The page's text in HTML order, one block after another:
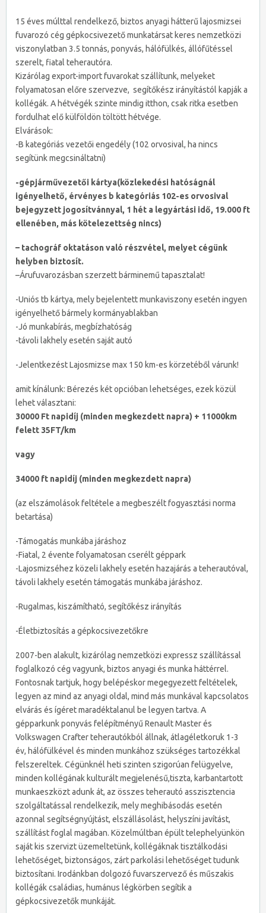
15 éves múlttal rendelkező, biztos anyagi hátterű lajosmizsei
fuvarozó cég gépkocsivezető munkatársat keres nemzetközi
viszonylatban 3.5 tonnás, ponyvás, hálófülkés, állófűtéssel
szerelt, fiatal teherautóra.
Kizárólag export-import fuvarokat szállítunk, melyeket
folyamatosan előre szervezve, segítőkész irányítástól kapják a
kollégák. A hétvégék szinte mindig itthon, csak ritka esetben
fordulhat elő külföldön töltött hétvége.
Elvárások:
-B kategóriás vezetői engedély (102 orvosival, ha nincs
segítünk megcsináltatni)
-gépjárművezetői kártya(közlekedési hatóságnál
igényelhető, érvényes b kategóriás 102-es orvosival
bejegyzett jogosítvánnyal, 1 hét a legyártási idő, 19.000 ft
ellenében, más kötelezettség nincs)
– tachográf oktatáson való részvétel, melyet cégünk
helyben biztosít.
–Árufuvarozásban szerzett bárminemű tapasztalat!
-Uniós tb kártya, mely bejelentett munkaviszony esetén ingyen
igényelhető bármely kormányablakban
-Jó munkabírás, megbízhatóság
-távoli lakhely esetén saját autó
-Jelentkezést Lajosmizse max 150 km-es körzetéből várunk!
amit kínálunk: Bérezés két opcióban lehetséges, ezek közül
lehet választani:
30000 Ft napidíj (minden megkezdett napra) + 11000km
felett 35FT/km
vagy
34000 ft napidíj (minden megkezdett napra)
(az elszámolások feltétele a megbeszélt fogyasztási norma
betartása)
-Támogatás munkába járáshoz
-Fiatal, 2 évente folyamatosan cserélt géppark
-Lajosmizséhez közeli lakhely esetén hazajárás a teherautóval,
távoli lakhely esetén támogatás munkába járáshoz.
-Rugalmas, kiszámítható, segítőkész irányítás
-Életbiztosítás a gépkocsivezetőkre
2007-ben alakult, kizárólag nemzetközi expressz szállítással
foglalkozó cég vagyunk, biztos anyagi és munka háttérrel.
Fontosnak tartjuk, hogy belépéskor megegyezett feltételek,
legyen az mind az anyagi oldal, mind más munkával kapcsolatos
elvárás és ígéret maradéktalanul be legyen tartva. A
gépparkunk ponyvás felépítményű Renault Master és
Volkswagen Crafter teherautókból állnak, átlagéletkoruk 1-3
év, hálófülkével és minden munkához szükséges tartozékkal
felszereltek. Cégünknél heti szinten szigorúan felügyelve,
minden kollégának kulturált megjelenésű,tiszta, karbantartott
munkaeszközt adunk át, az összes teherautó asszisztencia
szolgáltatással rendelkezik, mely meghibásodás esetén
azonnal segítségnyújtást, elszállásolást, helyszíni javítást,
szállítást foglal magában. Közelmúltban épült telephelyünkön
saját kis szervizt üzemeltetünk, kollégáknak tisztálkodási
lehetőséget, biztonságos, zárt parkolási lehetőséget tudunk
biztosítani. Irodánkban dolgozó fuvarszervező és műszakis
kollégák családias, humánus légkörben segítik a
gépkocsivezetők munkáját.